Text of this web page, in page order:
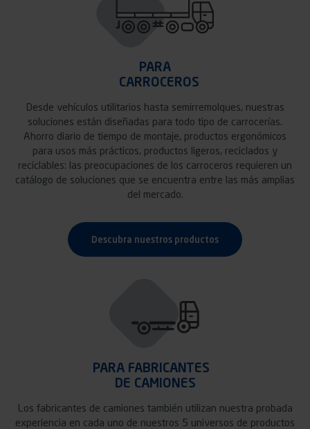
PARA
CARROCEROS
Desde vehículos utilitarios hasta semirremolques, nuestras
soluciones están diseñadas para todo tipo de carrocerías.
Ahorro diario de tiempo de montaje, productos ergonómicos
para usos más prácticos, productos ligeros, reciclados y
reciclables: las preocupaciones de los carroceros requieren un
catálogo de soluciones que se encuentra entre las más amplias
del mercado.
Descubra nuestros productos
PARA FABRICANTES
DE CAMIONES
Los fabricantes de camiones también utilizan nuestra probada
experiencia en cada uno de nuestros 5 universos de productos